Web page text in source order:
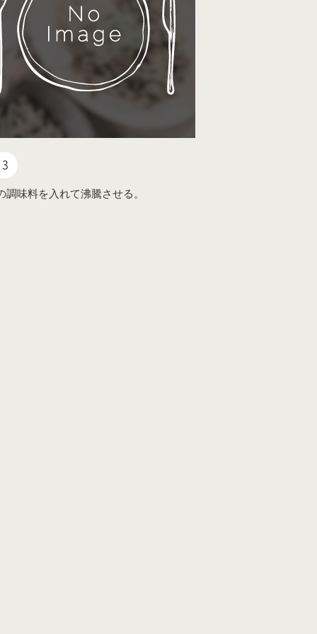
調味料を入れて沸騰させる。